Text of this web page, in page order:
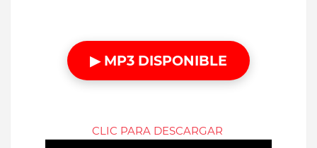
▶ MP3 DISPONIBLE
CLIC PARA DESCARGAR